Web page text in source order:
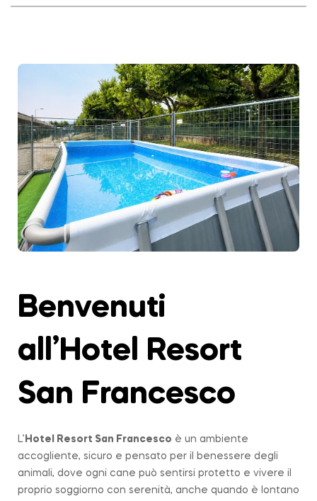
Benvenuti
all’Hotel Resort
San Francesco
L’ Hotel Resort San Francesco è un ambiente
accogliente, sicuro e pensato per il benessere degli
animali, dove ogni cane può sentirsi protetto e vivere il
proprio soggiorno con serenità, anche quando è lontano